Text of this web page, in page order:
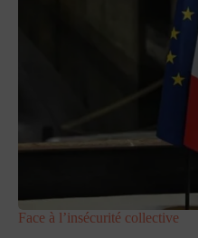
Face à l’insécurité collective